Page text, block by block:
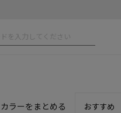
カラーをまとめる